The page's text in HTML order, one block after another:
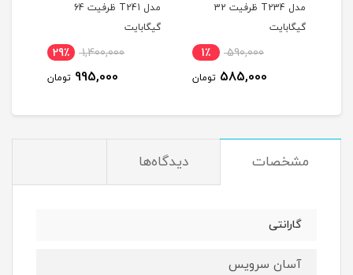
مدل T234 ظرفیت 32
گیگابایت
590,000 1٪
585,000 تومان
مدل T241 ظرفیت 64
گیگابایت
1,400,000 29٪
995,000 تومان
مشخصات دیدگاه‌ها
گارانتی
آسان سرویس